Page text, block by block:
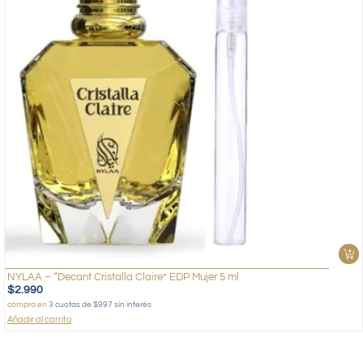
NYLAA – “Decant Cristalla Claire” EDP Mujer 5 ml
$2.990
compra en 3 cuotas de $997 sin interés
Añadir al carrito